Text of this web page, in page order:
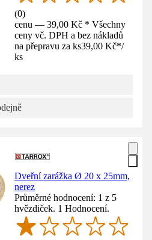
(0)
cenu — 39,00 Kč * Všechny
ceny vč. DPH a bez nákladů
na přepravu za ks39,00 Kč*/
ks
Dveřní zarážka Ø 20 x 25mm,
nerez
Průměrné hodnocení: 1 z 5
hvězdiček. 1 Hodnocení.